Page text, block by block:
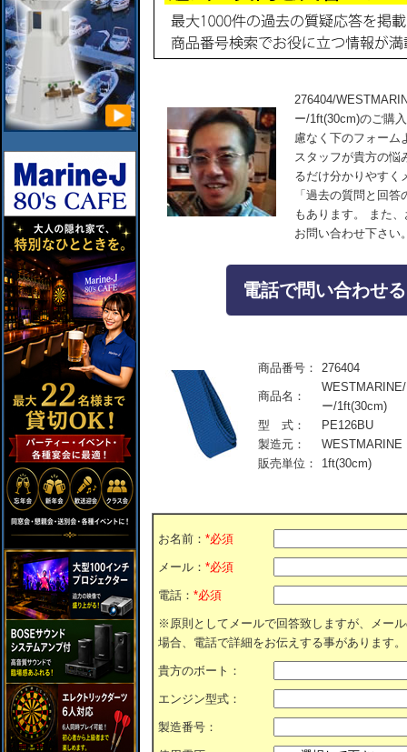
276404/
ー/1ft(30cm)のご購
慮なく下のフォーム
スタッフが貴方の悩
るだけ分かりやすく
「過去の質問と回
もあります。 また
お問い合わせ下さい
電話で問い合わせ
商品番号： 276404
商品名：
ー/1ft(30cm)
型 式：
PE126BU
製造元：
WESTMARINE
販売単位：
1ft(30cm)
お名前： *必須
メール： *必須
電話： *必須
※原則としてメールで回答致しますが、メー
場合、電話で詳細をお伝えする事があります。
貴方のボート：
エンジン型式：
製造番号：